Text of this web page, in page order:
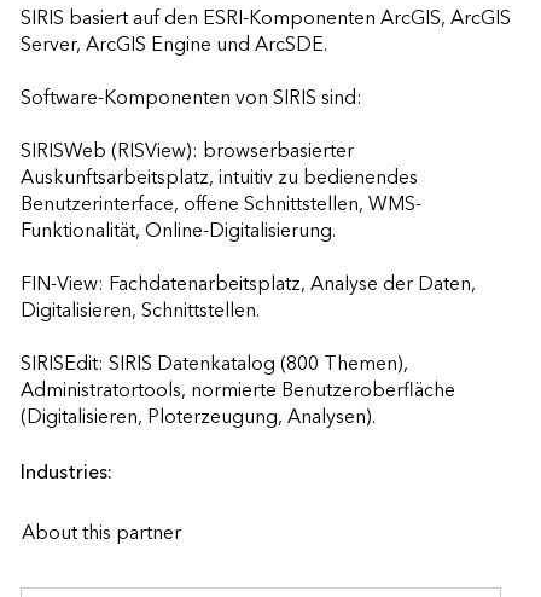
SIRIS basiert auf den ESRI-Komponenten ArcGIS, ArcGIS
Server, ArcGIS Engine und ArcSDE.
Software-Komponenten von SIRIS sind:
SIRISWeb (RISView): browserbasierter
Auskunftsarbeitsplatz, intuitiv zu bedienendes
Benutzerinterface, offene Schnittstellen, WMS-
Funktionalität, Online-Digitalisierung.
FIN-View: Fachdatenarbeitsplatz, Analyse der Daten,
Digitalisieren, Schnittstellen.
SIRISEdit: SIRIS Datenkatalog (800 Themen),
Administratortools, normierte Benutzeroberfläche
(Digitalisieren, Ploterzeugung, Analysen).
Industries:
About this partner